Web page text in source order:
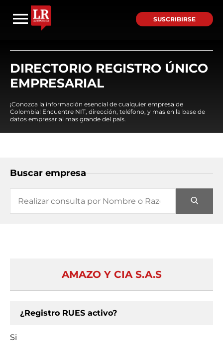
SUSCRIBIRSE
DIRECTORIO REGISTRO ÚNICO
EMPRESARIAL
¡Conozca la información esencial de cualquier empresa de
Colombia! Encuentre NIT, dirección, teléfono, y mas en la base de
datos empresarial mas grande del país.
Buscar empresa
AMAZO Y CIA S.A.S
¿Registro RUES activo?
Si